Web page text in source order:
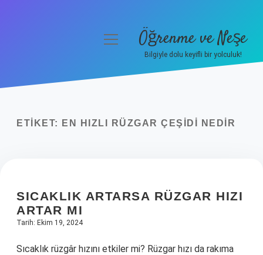
Yasal Uyarı
menüyüÖğrenme ve Neşe
Bilgiyle dolu keyifli bir yolculuk!
ETIKET: EN HIZLI RÜZGAR ÇEŞIDI NEDIR
SICAKLIK ARTARSA RÜZGAR HIZI
ARTAR MI
Tarih: Ekim 19, 2024
Sıcaklık rüzgâr hızını etkiler mi? Rüzgar hızı da rakıma